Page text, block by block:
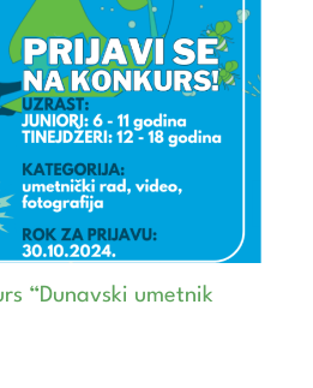
“Dunavski umetnik